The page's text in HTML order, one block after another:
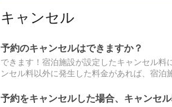
キャンセル
予約のキャンセルはできますか？
できます！宿泊施設が設定したキャンセル
ンセル料以外に発生した料金があれば、宿泊
予約をキャンセルした場合、キャンセ